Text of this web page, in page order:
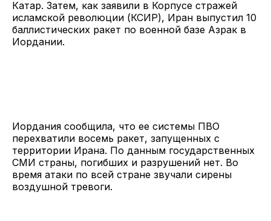
Катар. Затем, как заявили в Корпусе стражей
исламской революции (КСИР), Иран выпустил 10
баллистических ракет по военной базе Азрак в
Иордании.
Иордания сообщила, что ее системы ПВО
перехватили восемь ракет, запущенных с
территории Ирана. По данным государственных
СМИ страны, погибших и разрушений нет. Во
время атаки по всей стране звучали сирены
воздушной тревоги.